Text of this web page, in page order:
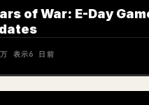
of War: E-Day
表示6 日前